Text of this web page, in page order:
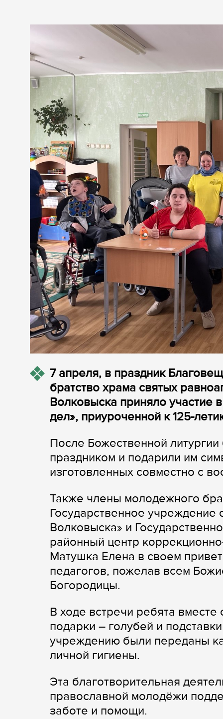
7апреля, в праздник
братство храма святых
Волковыска приняло участие
дел», приуроченной к 125-
После Божественной
праздником и подарили им
изготовленных совместно с
Также члены молодежного
Государственное
Волковыска» и
районный центр
Матушка Елена в своем
педагогов, пожелав всем
Богородицы.
В ходе встречи ребята
подарки – голубей и
учреждению были переданы
личной гигиены.
Эта благотворительная
православной молодёжи
заботе и помощи.